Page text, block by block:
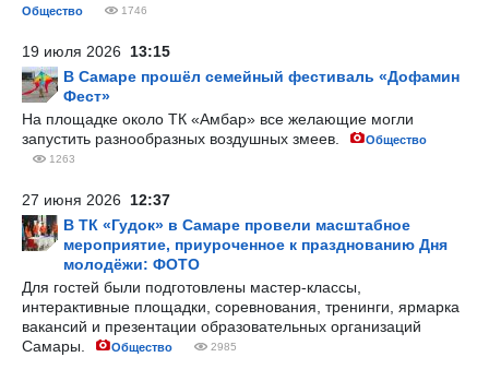
Общество 1746
19 июля 2026 13:15
В Самаре прошёл семейный фестиваль «Дофамин
Фест»
На площадке около ТК «Амбар» все желающие могли
запустить разнообразных воздушных змеев.
Общество
1263
27 июня 2026 12:37
В ТК «Гудок» в Самаре провели масштабное
мероприятие, приуроченное к празднованию Дня
молодёжи: ФОТО
Для гостей были подготовлены мастер-классы,
интерактивные площадки, соревнования, тренинги, ярмарка
вакансий и презентации образовательных организаций
Самары.
Общество 2985